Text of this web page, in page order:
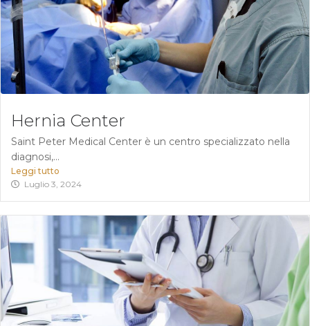
Hernia Center
Saint Peter Medical Center è un centro specializzato nella
diagnosi,...
Leggi tutto
Luglio 3, 2024